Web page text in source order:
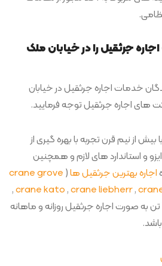
جرثقیل را در خیابان ملک
خدمات اجاره جرثقیل در خیابان
های اجاره جرثقیل توجه فرمایید.
بیش از نیم قرن تجربه با بهره گیری از
و استاندارد های لازم و همچنین
اجاره بهترین جرثقیل ها(
crane grove
,crane kato,crane liebherr,
) در تناژ های 3 تن الی 1250 تن به صورت اجاره جرثقیل روزانه و ماهانه